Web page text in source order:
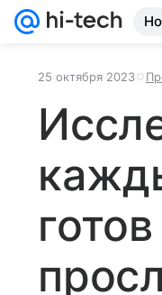
25 октября 2023